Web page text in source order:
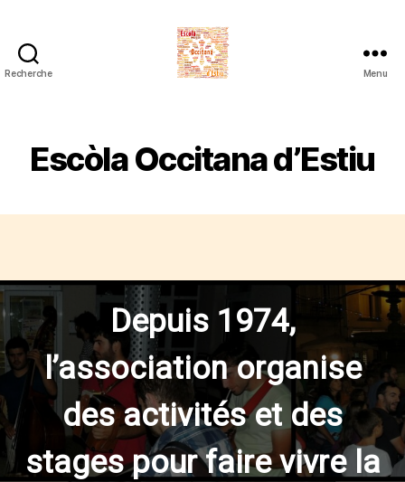
Recherche Menu
Escòla Occitana d’Estiu
Depuis 1974,
l’association organise
des activités et des
stages pour faire vivre la